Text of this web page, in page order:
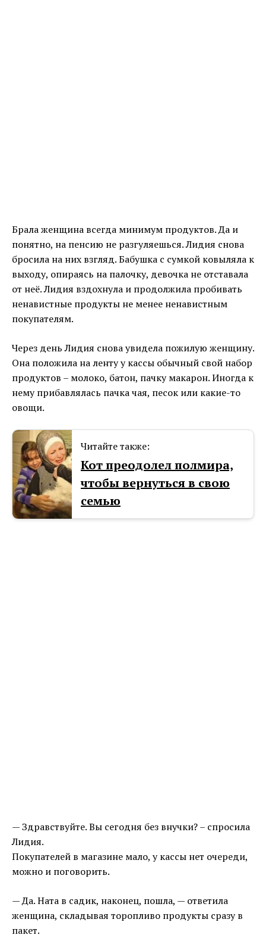
Брала женщина всегда минимум продуктов. Да и
понятно, на пенсию не разгуляешься. Лидия снова
бросила на них взгляд. Бабушка с сумкой ковыляла к
выходу, опираясь на палочку, девочка не отставала
от неё. Лидия вздохнула и продолжила пробивать
ненавистные продукты не менее ненавистным
покупателям.
Через день Лидия снова увидела пожилую женщину.
Она положила на ленту у кассы обычный свой набор
продуктов – молоко, батон, пачку макарон. Иногда к
нему прибавлялась пачка чая, песок или какие-то
овощи.
Читайте также:
Кот преодолел полмира,
чтобы вернуться в свою
семью
— Здравствуйте. Вы сегодня без внучки? – спросила
Лидия.
Покупателей в магазине мало, у кассы нет очереди,
можно и поговорить.
— Да. Ната в садик, наконец, пошла, — ответила
женщина, складывая торопливо продукты сразу в
пакет.